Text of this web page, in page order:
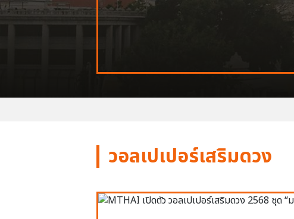
วอลเปเปอร์เสริมดวง